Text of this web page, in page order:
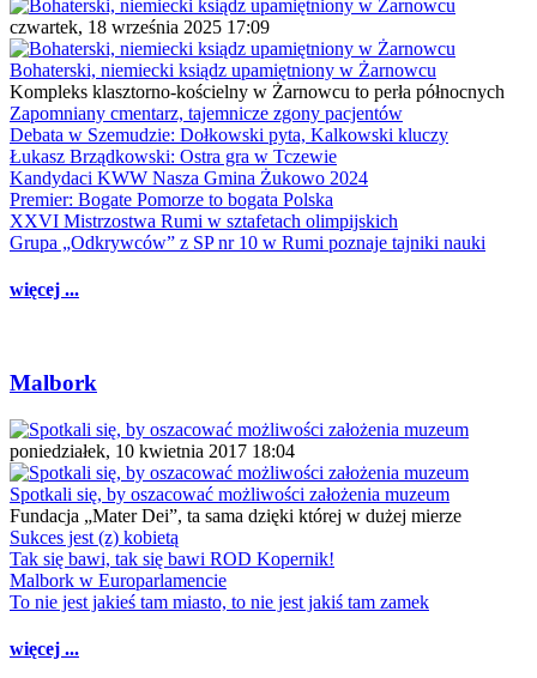
czwartek, 18 września 2025 17:09
Bohaterski, niemiecki ksiądz upamiętniony w Żarnowcu
Kompleks klasztorno-kościelny w Żarnowcu to perła północnych
Zapomniany cmentarz, tajemnicze zgony pacjentów
Debata w Szemudzie: Dołkowski pyta, Kalkowski kluczy
Łukasz Brządkowski: Ostra gra w Tczewie
Kandydaci KWW Nasza Gmina Żukowo 2024
Premier: Bogate Pomorze to bogata Polska
XXVI Mistrzostwa Rumi w sztafetach olimpijskich
Grupa „Odkrywców” z SP nr 10 w Rumi poznaje tajniki nauki
więcej ...
Malbork
poniedziałek, 10 kwietnia 2017 18:04
Spotkali się, by oszacować możliwości założenia muzeum
Fundacja „Mater Dei”, ta sama dzięki której w dużej mierze
Sukces jest (z) kobietą
Tak się bawi, tak się bawi ROD Kopernik!
Malbork w Europarlamencie
To nie jest jakieś tam miasto, to nie jest jakiś tam zamek
więcej ...